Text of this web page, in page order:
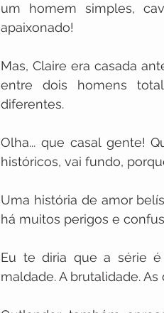
um homem simples,
apaixonado!
Mas, Claire era casada
entre dois homens
diferentes.
Olha... que casal gente!
históricos, vai fundo,
Uma história de amor
há muitos perigos e
Eu te diria que a série é
maldade. A brutalidade.